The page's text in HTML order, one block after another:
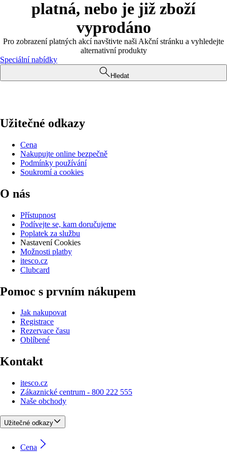
platná, nebo je již zboží
vyprodáno
Pro zobrazení platných akcí navštivte naši Akční stránku a vyhledejte
alternativní produkty
Speciální nabídky
Hledat
Užitečné odkazy
Cena
Nakupujte online bezpečně
Podmínky používání
Soukromí a cookies
O nás
Přístupnost
Podívejte se, kam doručujeme
Poplatek za službu
Nastavení Cookies
Možnosti platby
itesco.cz
Clubcard
Pomoc s prvním nákupem
Jak nakupovat
Registrace
Rezervace času
Oblíbené
Kontakt
itesco.cz
Zákaznické centrum - 800 222 555
Naše obchody
Užitečné odkazy
Cena